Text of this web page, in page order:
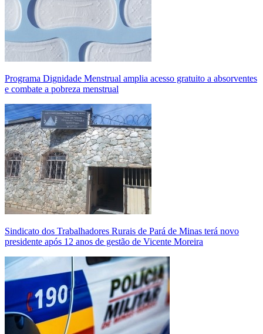
Programa Dignidade Menstrual amplia acesso gratuito a absorventes
e combate a pobreza menstrual
Sindicato dos Trabalhadores Rurais de Pará de Minas terá novo
presidente após 12 anos de gestão de Vicente Moreira